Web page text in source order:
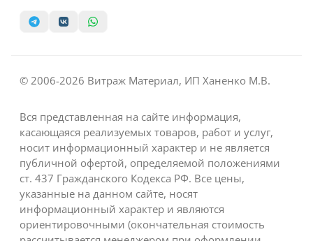
© 2006-2026 Витраж Материал, ИП Ханенко М.В.
Вся представленная на сайте информация,
касающаяся реализуемых товаров, работ и услуг,
носит информационный характер и не является
публичной офертой, определяемой положениями
ст. 437 Гражданского Кодекса РФ. Все цены,
указанные на данном сайте, носят
информационный характер и являются
ориентировочными (окончательная стоимость